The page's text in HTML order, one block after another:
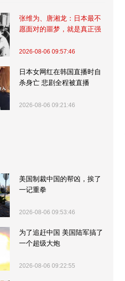
张维为、唐湘龙：日本最不
愿面对的噩梦，就是真正强
2026-08-06 09:57:46
日本女网红在韩国直播时自
杀身亡 悲剧全程被直播
2026-08-06 09:21:46
美国制裁中国的帮凶，挨了
一记重拳
2026-08-06 09:53:46
为了追赶中国 美国陆军搞了
一个超级大炮
2026-08-06 09:22:55